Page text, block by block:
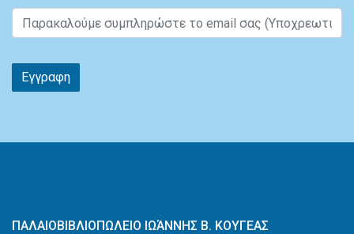
Εγγραφη
ΠΑΛΑΙΟΒΙΒΛΙΟΠΩΛΕΙΟ ΙΩΆΝΝΗΣ Β. ΚΟΥΓΕΑΣ